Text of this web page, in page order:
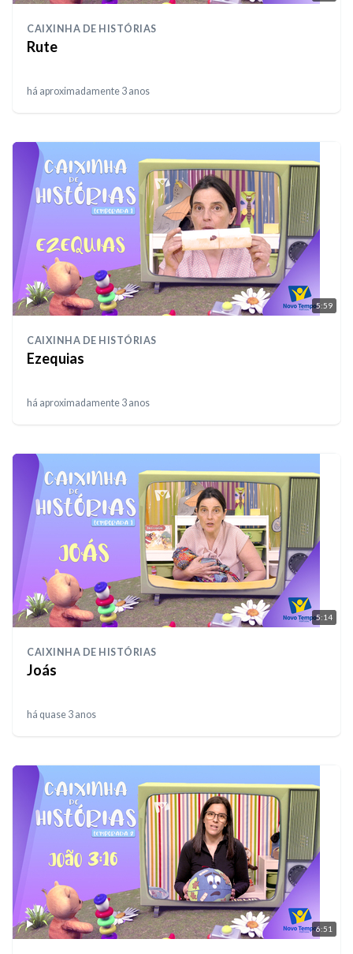
CAIXINHA DE HISTÓRIAS
Rute
há aproximadamente 3 anos
5:59
CAIXINHA DE HISTÓRIAS
Ezequias
há aproximadamente 3 anos
5:14
CAIXINHA DE HISTÓRIAS
Joás
há quase 3 anos
6:51